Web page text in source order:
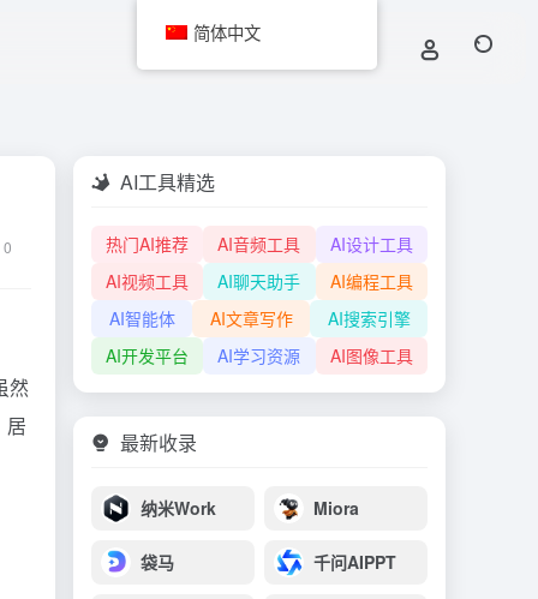
0
然
居
AI工具精选
热门AI推荐 AI音频工具
AI设计工具
AI视频工具
AI聊天助手
AI编程工具
AI智能体
AI文章写作
AI搜索引擎
AI开发平台
AI学习资源 AI图像工具
最新收录
纳米Work Miora
袋马 千问AIPPT
简体中文